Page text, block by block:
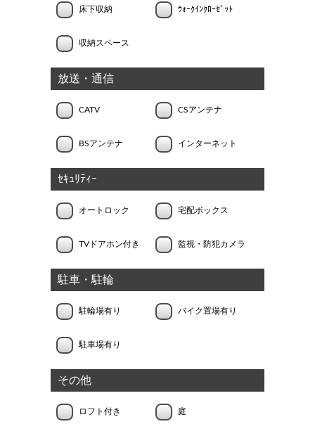
床下収納 ｳｫｰｸｲﾝｸﾛｰｾﾞｯﾄ
収納スペース
放送・通信
CATV CSアンテナ
BSアンテナ インターネット
ｾｷｭﾘﾃｨｰ
オートロック 宅配ボックス
TVドアホン付き 監視・防犯カメラ
駐車・駐輪
駐輪場有り バイク置場有り
駐車場有り
その他
ロフト付き 庭